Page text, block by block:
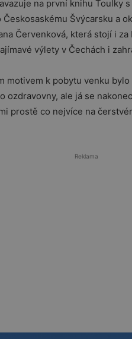
na první knihu Toulky
Švýcarsku a
Červenková, která stojí i
výlety v Čechách i
motivem k pobytu venku
ozdravovny, ale já se
prostě co nejvíce na
Reklama